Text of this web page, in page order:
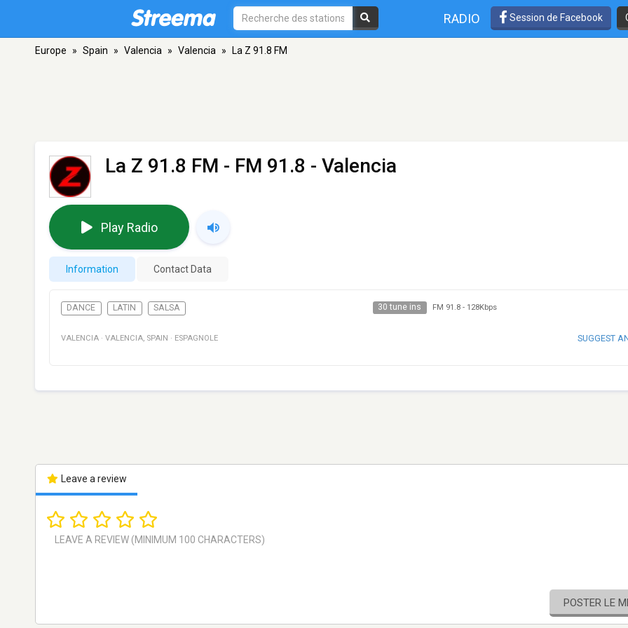
RADIO Session de Facebook
Europe » Spain » Valencia » Valencia » La Z 91.8 FM
La Z 91.8 FM - FM 91.8 - Valencia
Play Radio
Information Contact Data
DANCE LATIN SALSA 30 tune ins FM 91.8- 128Kbps
VALENCIA · VALENCIA, SPAIN · ESPAGNOLE SUGGEST
Leave a review
POSTER LE